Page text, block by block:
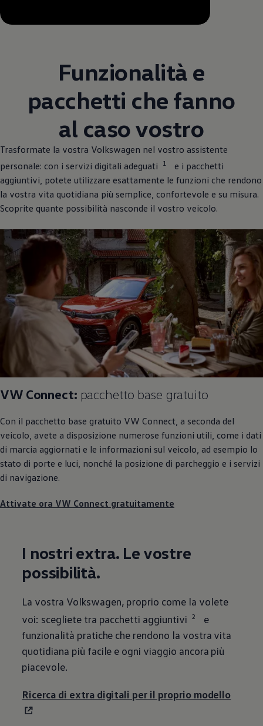
Remaining time, --:--
Funzionalità e
pacchetti che fanno
al caso vostro
Trasformate la vostra Volkswagen nel vostro assistente
personale: con i servizi digitali adeguati
1
e i pacchetti
aggiuntivi, potete utilizzare esattamente le funzioni che rendono
la vostra vita quotidiana più semplice, confortevole e su misura.
Scoprite quante possibilità nasconde il vostro veicolo.
VW Connect: pacchetto base gratuito
Con il pacchetto base gratuito VW Connect, a seconda del
veicolo, avete a disposizione numerose funzioni utili, come i dati
di marcia aggiornati e le informazioni sul veicolo, ad esempio lo
stato di porte e luci, nonché la posizione di parcheggio e i servizi
di navigazione.
Attivate ora VW Connect gratuitamente
I nostri extra. Le vostre
possibilità.
La vostra Volkswagen, proprio come la volete
voi: scegliete tra pacchetti aggiuntivi
2
e
funzionalità pratiche che rendono la vostra vita
quotidiana più facile e ogni viaggio ancora più
piacevole.
Ricerca di extra digitali per il proprio modello